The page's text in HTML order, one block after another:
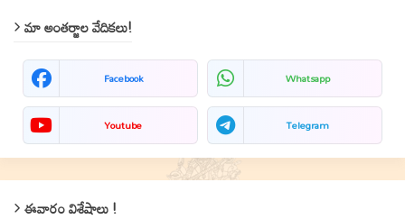
మా అంతర్జాల వేదికలు!
Facebook Whatsapp
Youtube Telegram
ఈవారం విశేషాలు !